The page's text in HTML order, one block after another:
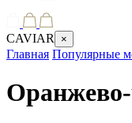
CAVIAR ×
Главная Популярные